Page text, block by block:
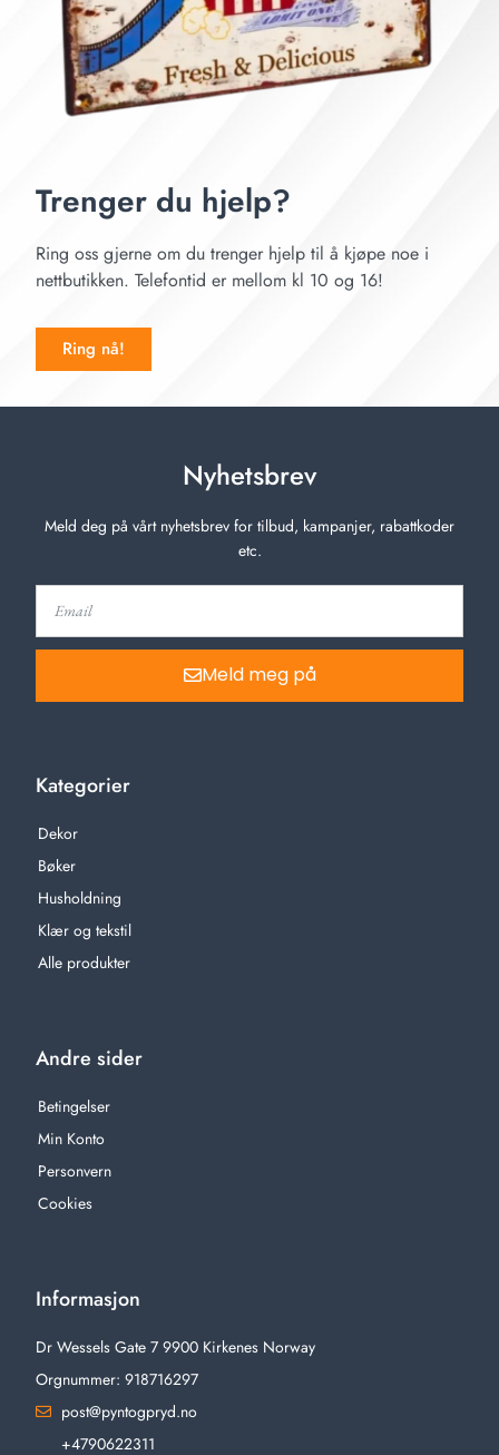
Trenger du hjelp?
Ring oss gjerne om du trenger hjelp til å kjøpe noe i
nettbutikken. Telefontid er mellom kl 10 og 16!
Ring nå!
Nyhetsbrev
Meld deg på vårt nyhetsbrev for tilbud, kampanjer, rabattkoder
etc.
Meld meg på
Kategorier
Dekor
Bøker
Husholdning
Klær og tekstil
Alle produkter
Andre sider
Betingelser
Min Konto
Personvern
Cookies
Informasjon
Dr Wessels Gate 7 9900 Kirkenes Norway
Orgnummer: 918716297
post@pyntogpryd.no
+4790622311